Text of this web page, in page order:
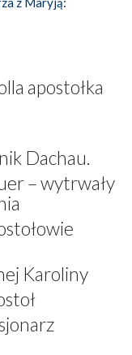
apostołka
Dachau.
– wytrwały
Karoliny